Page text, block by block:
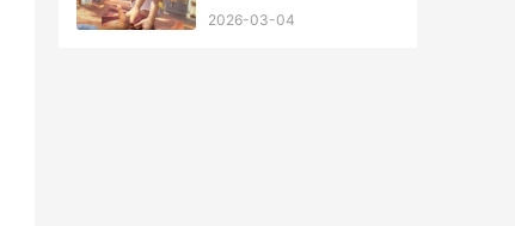
<span id="imageplus
2026-03-04